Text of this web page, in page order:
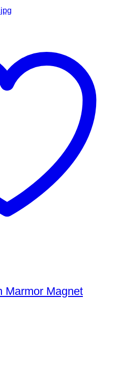
Marmor Magnet